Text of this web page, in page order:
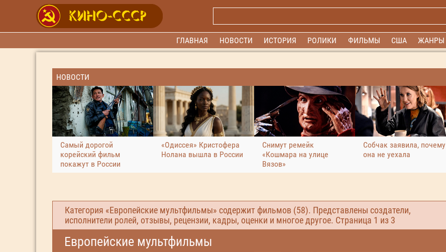
ГЛАВНАЯ НОВОСТИ ИСТОРИЯ РОЛИКИ ФИЛЬМЫ США ЖАНРЫ
НОВОСТИ
Самый дорогой
корейский фильм
покажут в России
«Одиссея» Кристофера
Нолана вышла в России
Снимут ремейк
«Кошмара на улице
Вязов»
Собчак заявила, почему
она не уехала
Категория «Европейские мультфильмы» содержит фильмов (58). Представлены создатели,
исполнители ролей, отзывы, рецензии, кадры, оценки и многое другое. Страница 1 из 3
Европейские мультфильмы